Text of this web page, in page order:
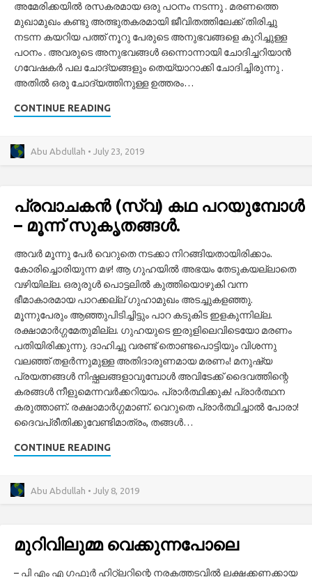
അമേരിക്കയിൽ രസകരമായ ഒരു പഠനം നടന്നു . മരണത്തെ
മുഖാമുഖം കണ്ടു അത്ഭുതകരമായി ജീവിതത്തിലേക്ക് തിരിച്ചു
നടന്ന കയറിയ പത്ത് നൂറു പേരുടെ അനുഭവങ്ങളെ കുറിച്ചുള്ള
പഠനം . അവരുടെ അനുഭവങ്ങൾ ഒന്നൊന്നായി ചോദിച്ചറിയാൻ
ഗവേഷകർ പല ചോദ്യങ്ങളും തെയ്യാറാക്കി ചോദിച്ചിരുന്നു .
അതിൽ ഒരു ചോദ്യത്തിനുള്ള ഉത്തരം…
CONTINUE READING
Abu Abdullah • July 23, 2019
പ്രവാചകൻ (സ്വ) കഥ പറയുമ്പോൾ
– മൂന്ന് സുകൃതങ്ങൾ.
അവർ മൂന്നു പേർ വെറുതെ നടക്കാ നിറങ്ങിയതായിരിക്കാം.
കോരിച്ചൊരിയുന്ന മഴ! ആ ഗുഹയിൽ അഭയം തേടുകയല്ലാതെ
വഴിയില്ല. ഒരുരുൾ പൊട്ടലിൽ കുത്തിയൊഴുകി വന്ന
ഭീമാകാരമായ പാറക്കല്ല് ഗുഹാമുഖം അടച്ചുകളഞ്ഞു.
മൂന്നുപേരും ആഞ്ഞുപിടിച്ചിട്ടും പാറ കടുകിട ഇളകുന്നില്ല.
രക്ഷാമാർഗ്ഗമേതുമില്ല. ഗുഹയുടെ ഇരുളിലെവിടെയോ മരണം
പതിയിരിക്കുന്നു. ദാഹിച്ചു വരണ്ട് തൊണ്ടപൊട്ടിയും വിശന്നു
വലഞ്ഞ് തളർന്നുമുള്ള അതിദാരുണമായ മരണം! മനുഷ്യ
പ്രയത്നങ്ങൾ നിഷ്ഫലങ്ങളാവുമ്പോൾ അവിടേക്ക് ദൈവത്തിന്റെ
കരങ്ങൾ നീളുമെന്നവർക്കറിയാം. പ്രാർത്ഥിക്കുക! പ്രാർത്ഥന
കരുത്താണ്. രക്ഷാമാർഗ്ഗമാണ്. വെറുതെ പ്രാർത്ഥിച്ചാൽ പോരാ!
ദൈവപ്രീതിക്കുവേണ്ടിമാത്രം, തങ്ങൾ…
CONTINUE READING
Abu Abdullah • July 8, 2019
മുറിവിലുമ്മ വെക്കുന്നപോലെ
– പി എം എ ഗഫൂർ ഹിറ്റ്ലറിന്റെ നരകത്തടവിൽ ലക്ഷക്കണക്കായ